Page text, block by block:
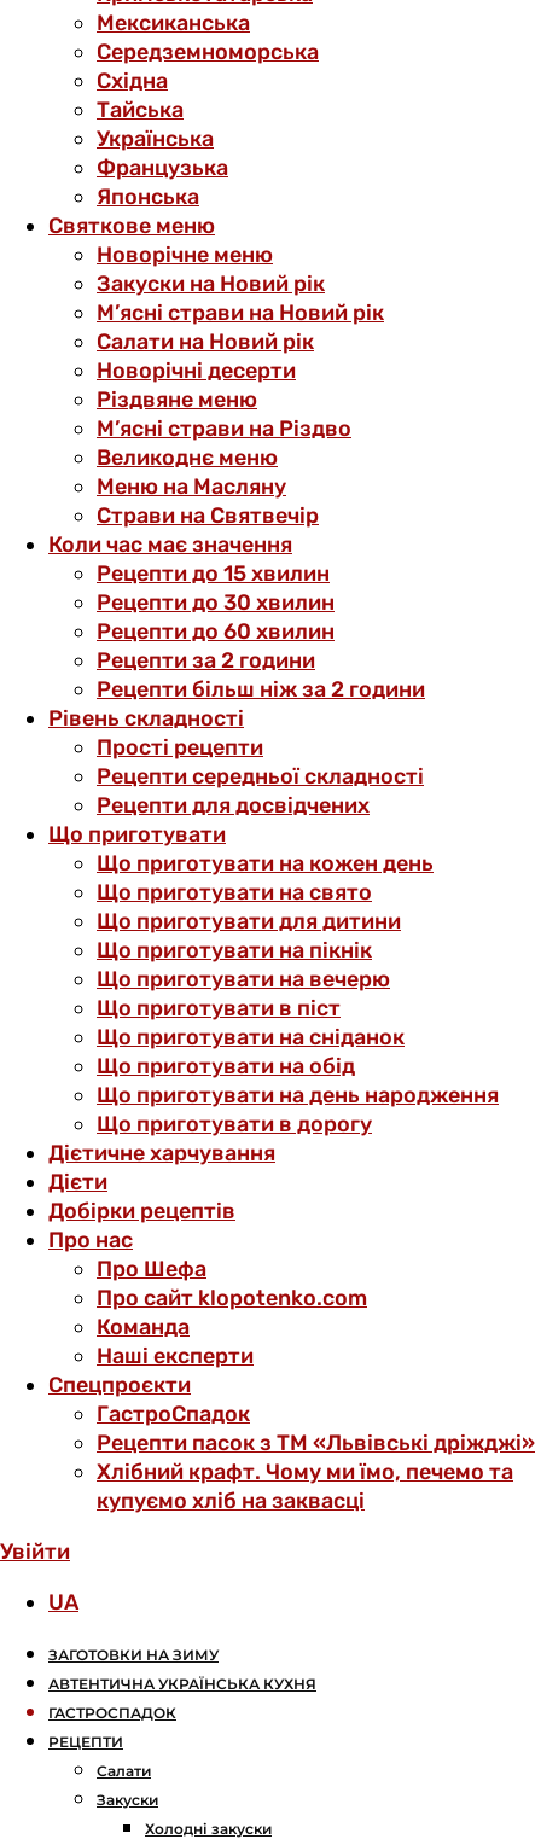
Мексиканська
Середземноморська
Східна
Тайська
Українська
Французька
Японська
Святкове меню
Новорічне меню
Закуски на Новий рік
М’ясні страви на Новий рік
Салати на Новий рік
Новорічні десерти
Різдвяне меню
М’ясні страви на Різдво
Великоднє меню
Меню на Масляну
Страви на Святвечір
Коли час має значення
Рецепти до 15 хвилин
Рецепти до 30 хвилин
Рецепти до 60 хвилин
Рецепти за 2 години
Рецепти більш ніж за 2 години
Рівень складності
Прості рецепти
Рецепти середньої складності
Рецепти для досвідчених
Що приготувати
Що приготувати на кожен день
Що приготувати на свято
Що приготувати для дитини
Що приготувати на пікнік
Що приготувати на вечерю
Що приготувати в піст
Що приготувати на сніданок
Що приготувати на обід
Що приготувати на день народження
Що приготувати в дорогу
Дієтичне харчування
Дієти
Добірки рецептів
Про нас
Про Шефа
Про сайт klopotenko.com
Команда
Наші експерти
Спецпроєкти
ГастроСпадок
Рецепти пасок з ТМ «Львівські дріжджі»
Хлібний крафт. Чому ми їмо, печемо та
купуємо хліб на заквасці
Увійти
UA
ЗАГОТОВКИ НА ЗИМУ
АВТЕНТИЧНА УКРАЇНСЬКА КУХНЯ
ГАСТРОСПАДОК
РЕЦЕПТИ
Салати
Закуски
Холодні закуски